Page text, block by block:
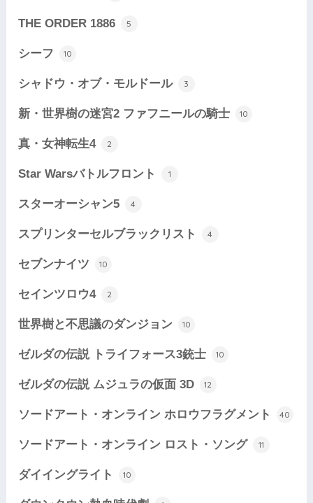
THE ORDER 1886 5
シーフ 10
シャドウ・オブ・モルドール 3
新・世界樹の迷宮2 ファフニールの騎士 10
真・女神転生4 2
Star Warsバトルフロント 1
スターオーシャン5 4
スプリンターセルブラックリスト 4
セブンナイツ 10
セインツロウ4 2
世界樹と不思議のダンジョン 10
ゼルダの伝説 トライフォース3銃士 10
ゼルダの伝説 ムジュラの仮面 3D 12
ソードアート・オンライン ホロウフラグメント 40
ソードアート・オンライン ロスト・ソング 11
ダイイングライト 10